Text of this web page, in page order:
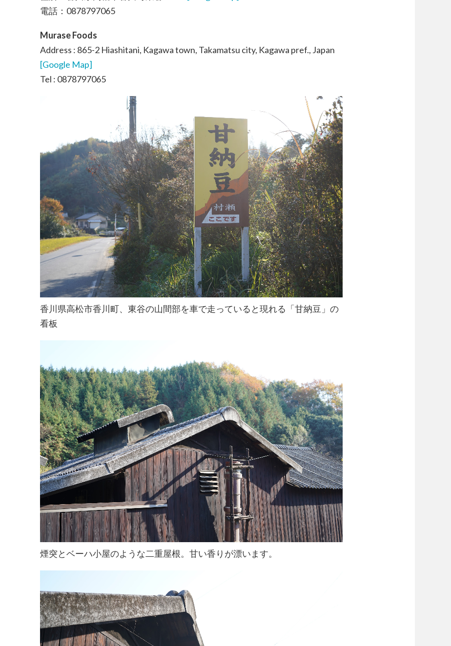
電話：0878797065
Murase Foods
Address : 865-2 Hiashitani, Kagawa town, Takamatsu city, Kagawa pref., Japan
[Google Map]
Tel : 0878797065
香川県高松市香川町、東谷の山間部を車で走っていると現れる「甘納豆」の
看板
煙突とベーハ小屋のような二重屋根。甘い香りが漂います。